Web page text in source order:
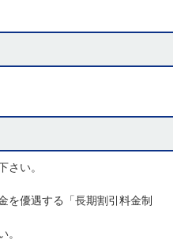
さい。
を優遇する「長期割引料金制
。